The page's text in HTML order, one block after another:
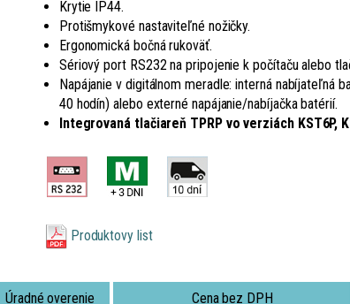
Krytie IP44.
Protišmykové nastaviteľné nožičky.
Ergonomická bočná rukoväť.
Sériový port RS232 na pripojenie k počítaču alebo
Napájanie v digitálnom meradle: interná nabíjateľná
40 hodín) alebo externé napájanie/nabíjačka batérií.
Integrovaná tlačiareň TPRP vo verziách KST6P,
Produktovy list
Úradné overenie Cena bez DPH